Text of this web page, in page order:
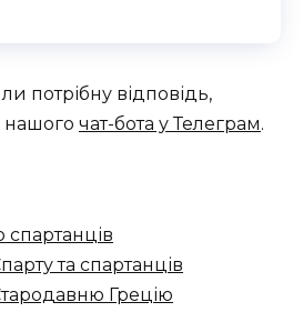
потрібну відповідь,
нашого чат-бота у Телеграм.
та спартанців
Грецію